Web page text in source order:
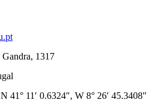
1317
41° 11′ 0.6324″, W 8° 26′ 45.3408″